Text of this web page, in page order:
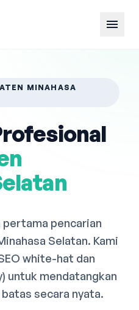
menu
MINAHASA
pertama pencarian
Selatan. Kami
white-hat dan
untuk mendatangkan
secara nyata.